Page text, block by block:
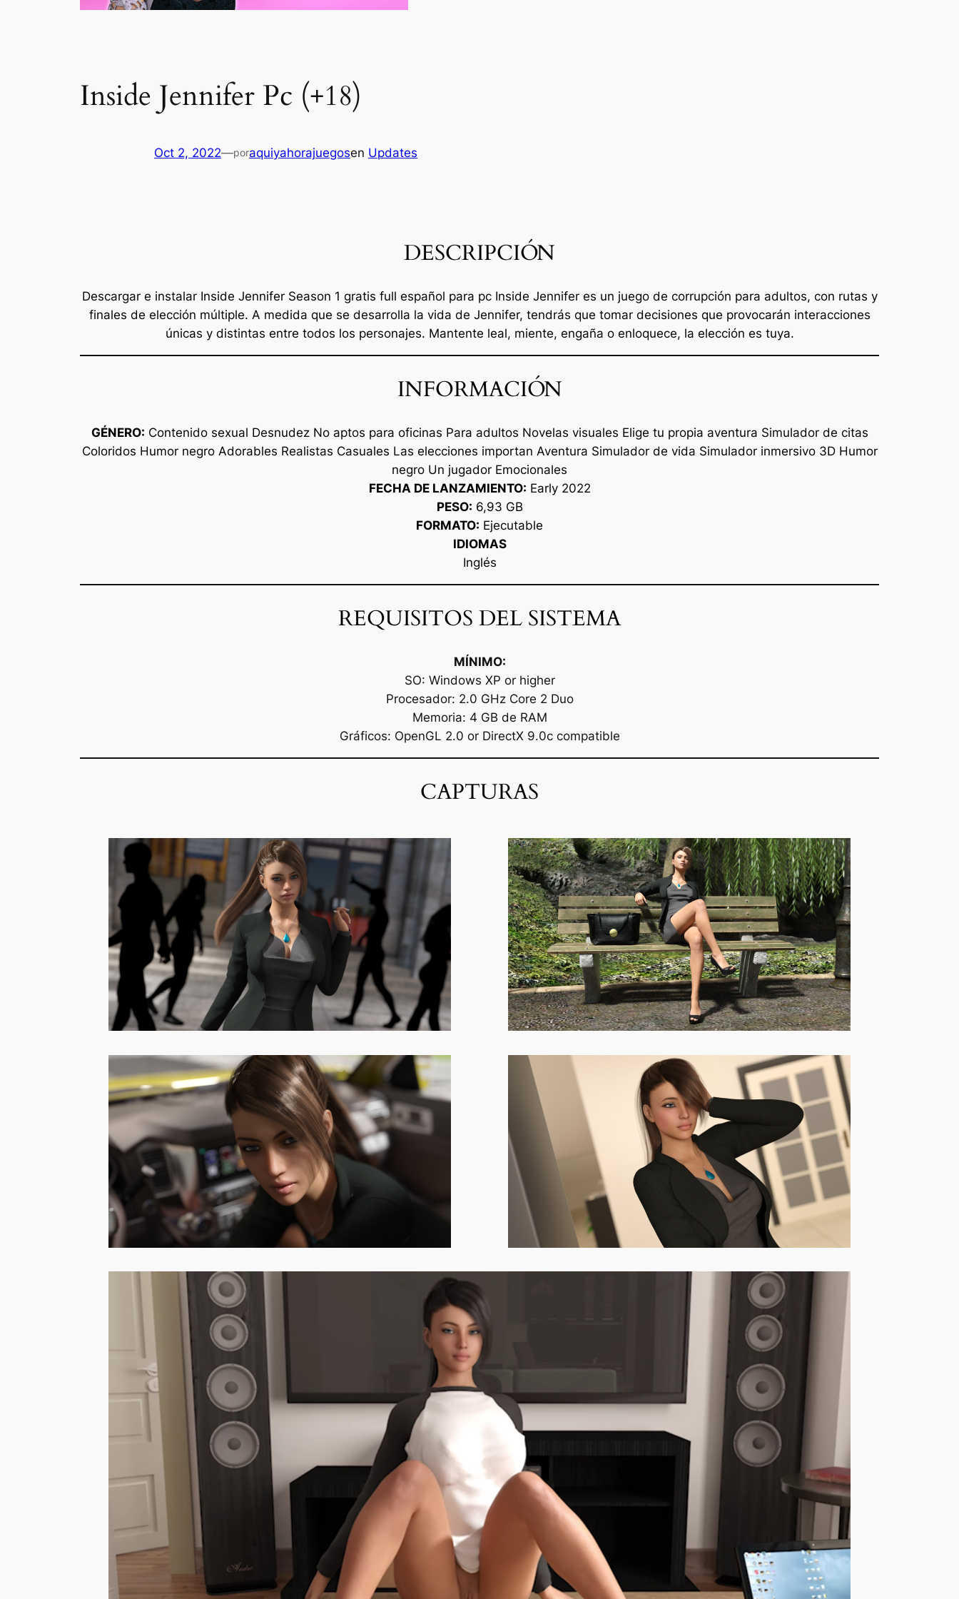
Inside Jennifer Pc (+18)
Oct 2, 2022—poraquiyahorajuegosen Updates
DESCRIPCIÓN
Descargar e instalar Inside Jennifer Season 1 gratis full español para pc Inside Jennifer es un juego de corrupción para adultos, con rutas y
finales de elección múltiple. A medida que se desarrolla la vida de Jennifer, tendrás que tomar decisiones que provocarán interacciones
únicas y distintas entre todos los personajes. Mantente leal, miente, engaña o enloquece, la elección es tuya.
INFORMACIÓN
GÉNERO: Contenido sexual Desnudez No aptos para oficinas Para adultos Novelas visuales Elige tu propia aventura Simulador de citas
Coloridos Humor negro Adorables Realistas Casuales Las elecciones importan Aventura Simulador de vida Simulador inmersivo 3D Humor
negro Un jugador Emocionales
FECHA DE LANZAMIENTO: Early 2022
PESO: 6,93 GB
FORMATO: Ejecutable
IDIOMAS
Inglés
REQUISITOS DEL SISTEMA
MÍNIMO:
SO: Windows XP or higher
Procesador: 2.0 GHz Core 2 Duo
Memoria: 4 GB de RAM
Gráficos: OpenGL 2.0 or DirectX 9.0c compatible
CAPTURAS